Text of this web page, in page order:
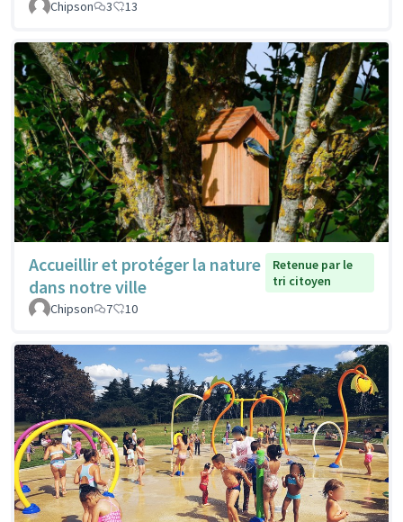
Chipson
3 13
Accueillir et protéger la nature
dans notre ville
Retenue par le
tri citoyen
Chipson
7 10